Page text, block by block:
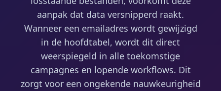
aanpak dat data versnipperd raakt.
Wanneer een emailadres wordt gewijzigd
in de hoofdtabel, wordt dit direct
weerspiegeld in alle toekomstige
campagnes en lopende workflows. Dit
zorgt voor een ongekende nauwkeurigheid